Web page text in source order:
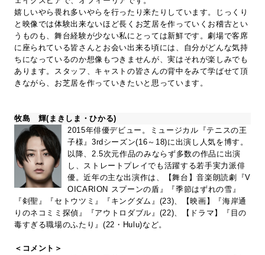
嬉しいやら畏れ多いやらを行ったり来たりしています。じっくり
と映像では体験出来ないほど長くお芝居を作っていくお稽古とい
うものも、舞台経験が少ない私にとっては新鮮です。劇場で客席
に座られている皆さんとお会い出来る頃には、自分がどんな気持
ちになっているのか想像もつきませんが、実はそれが楽しみでも
あります。スタッフ、キャストの皆さんの背中をみて学ばせて頂
きながら、お芝居を作っていきたいと思っています。
牧島 輝(まきしま・ひかる)
2015年俳優デビュー。ミュージカル『テニスの王
子様』3rdシーズン(16～18)に出演し人気を博す。
以降、2.5次元作品のみならず多数の作品に出演
し、ストレートプレイでも活躍する若手実力派俳
優。近年の主な出演作は、【舞台】音楽朗読劇『V
OICARION スプーンの盾』『季節はずれの雪』
『剣聖』『セトウツミ』『キングダム』(23)、【映画】『海岸通
りのネコミミ探偵』『アウトロダブル』(22)、【ドラマ】『目の
毒すぎる職場のふたり』(22・Hulu)など。
＜コメント＞